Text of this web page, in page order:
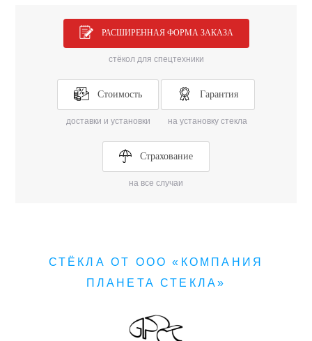
РАСШИРЕННАЯ ФОРМА ЗАКАЗА
стёкол для спецтехники
Стоимость
доставки и установки
Гарантия
на установку стекла
Страхование
на все случаи
СТЁКЛА ОТ ООО «КОМПАНИЯ
ПЛАНЕТА СТЕКЛА»